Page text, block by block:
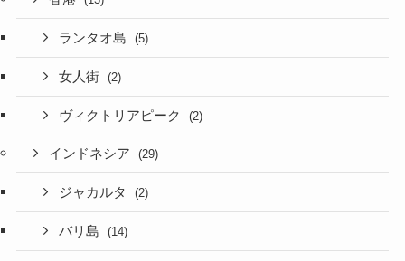
ランタオ島 (5)
女人街 (2)
ヴィクトリアピーク (2)
インドネシア (29)
ジャカルタ (2)
バリ島 (14)